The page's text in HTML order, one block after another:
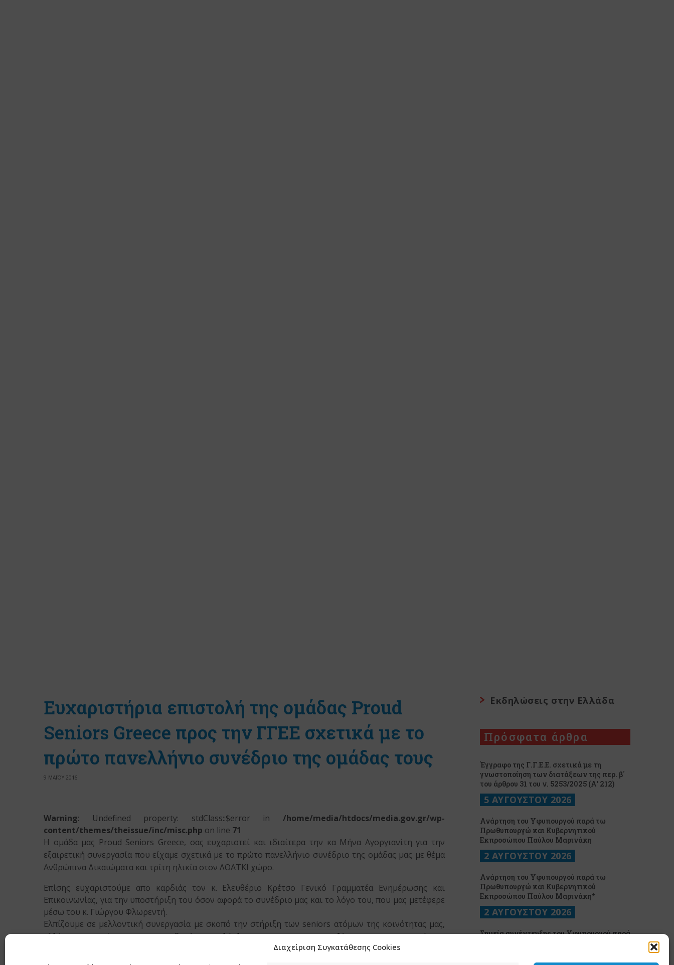
Διαχείριση Συγκατάθεσης Cookies
Ευχαριστήρια επιστολή της ομάδας Proud
Seniors Greece προς την ΓΓΕΕ σχετικά με το
πρώτο πανελλήνιο συνέδριο της ομάδας τους
9 ΜΑΪΟΥ 2016
Warning: Undefined property: stdClass::$error in /home/media/htdocs/media.gov.gr/wp-
content/themes/theissue/inc/misc.php on line 71
Η ομάδα μας Proud Seniors Greece, σας ευχαριστεί και ιδιαίτερα την κα Μήνα Αγοργιανίτη για την
εξαιρετική συνεργασία που είχαμε σχετικά με το πρώτο πανελλήνιο συνέδριο της ομάδας μας με θέμα
Ανθρώπινα Δικαιώματα και τρίτη ηλικία στον ΛΟΑΤΚΙ χώρο.
Επίσης ευχαριστούμε απο καρδιάς τον κ. Ελευθέριο Κρέτσο Γενικό Γραμματέα Ενημέρωσης και
Επικοινωνίας, για την υποστήριξη του όσον αφορά το συνέδριο μας και το λόγο του, που μας μετέφερε
μέσω του κ. Γιώργου Φλωρεντή.
Ελπίζουμε σε μελλοντική συνεργασία με σκοπό την στήριξη των seniors ατόμων της κοινότητας μας,
αλλά και το γεφύρωμα και την ενδυνάμωση ολόκληρης της κοινωνιας, ανεξάρτητα απο την ταυτότητα
Εκδηλώσεις στην Ελλάδα
Πρόσφατα άρθρα
Έγγραφο της Γ.Γ.Ε.Ε. σχετικά με τη
γνωστοποίηση των διατάξεων της περ. β΄
του άρθρου 31 του ν. 5253/2025 (Α’ 212)
5 ΑΥΓΟΥΣΤΟΥ 2026
Ανάρτηση του Υφυπουργού παρά τω
Πρωθυπουργώ και Κυβερνητικού
Εκπροσώπου Παύλου Μαρινάκη
2 ΑΥΓΟΥΣΤΟΥ 2026
Ανάρτηση του Υφυπουργού παρά τω
Πρωθυπουργώ και Κυβερνητικού
Εκπροσώπου Παύλου Μαρινάκη*
2 ΑΥΓΟΥΣΤΟΥ 2026
Σημεία συνέντευξης του Υφυπουργού παρά